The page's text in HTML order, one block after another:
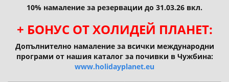
10% намаление за резервации до 31.03.26 вкл.
+ БОНУС ОТ ХОЛИДЕЙ ПЛАНЕТ:
Допълнително намаление за всички международни
програми от нашия каталог за почивки в Чужбина:
www.holidayplanet.eu